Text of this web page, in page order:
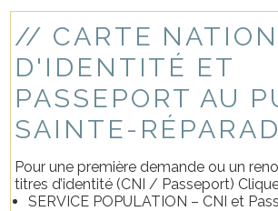
// CARTE
D'IDENTITÉ ET
PASSEPORT AU
SAINTE-
Pour une première demande ou un
titres d’identité (CNI / Passeport)
SERVICE POPULATION – CNI et